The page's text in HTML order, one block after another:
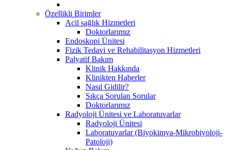
Özellikli Birimler
Acil sağlık Hizmetleri
Doktorlarımız
Endoskopi Ünitesi
Fizik Tedavi ve Rehabilitasyon Hizmetleri
Palyatif Bakım
Klinik Hakkında
Klinikten Haberler
Nasıl Gidilir?
Sıkça Sorulan Sorular
Doktorlarımız
Radyoloji Ünitesi ve Laboratuvarlar
Radyoloji Ünitesi
Laboratuvarlar (Biyokimya-Mikrobiyoloji-
Patoloji)